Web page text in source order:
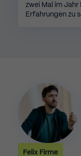
zwei Mal im
Erfahrungen zu
Felix Firme